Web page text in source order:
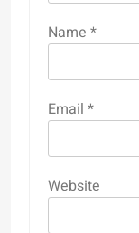
Name *
Email *
Website